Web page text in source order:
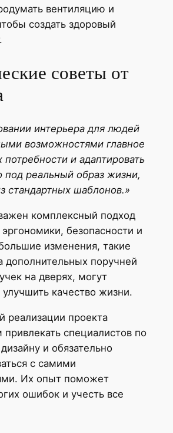
вентиляцию и
создать здоровый
советы от
интерьера для людей
возможностями главное
и адаптировать
под реальный образ жизни,
стандартных шаблонов.»
комплексный подход
безопасности и
изменения, такие
дополнительных поручней
на дверях, могут
качество жизни.
реализации проекта
специалистов по
и обязательно
с самими
Их опыт поможет
ошибок и учесть все